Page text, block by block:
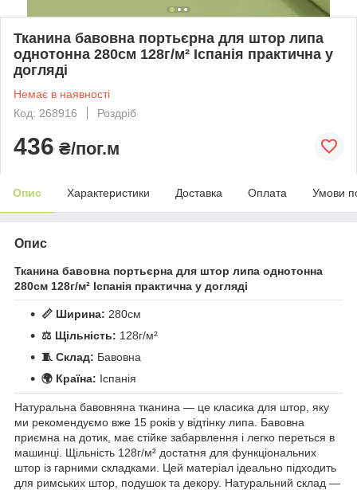
Тканина бавовна портьєрна для штор липа
однотонна 280см 128г/м² Іспанія практична у
догляді
Немає в наявності
Код: 268916
Роздріб
436 ₴/пог.м
Опис Характеристики Доставка Оплата Умови
Опис
Тканина бавовна портьєрна для штор липа однотонна
280см 128г/м² Іспанія практична у догляді
📏 Ширина: 280см
⚖️ Щільність: 128г/м²
🧵 Склад: Бавовна
🌍 Країна: Іспанія
Натуральна бавовняна тканина — це класика для штор, яку
ми рекомендуємо вже 15 років у відтінку липа. Бавовна
приємна на дотик, має стійке забарвлення і легко переться в
машинці. Щільність 128г/м² достатня для функціональних
штор із гарними складками. Цей матеріал ідеально підходить
для римських штор, подушок та декору. Натуральний склад —